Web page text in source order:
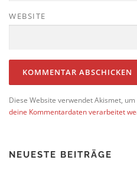
WEBSITE
Diese Website verwendet Akismet,
deine Kommentardaten verarbeitet
NEUESTE BEITRÄGE